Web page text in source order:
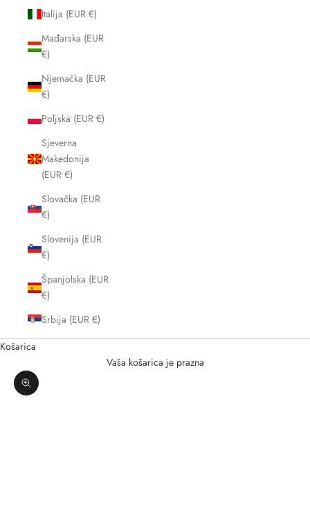
Italija (EUR €)
Mađarska (EUR
€)
Njemačka (EUR
€)
Poljska (EUR €)
Sjeverna
Makedonija
(EUR €)
Slovačka (EUR
€)
Slovenija (EUR
€)
Španjolska (EUR
€)
Srbija (EUR €)
Košarica
Vaša košarica je prazna
Zoom